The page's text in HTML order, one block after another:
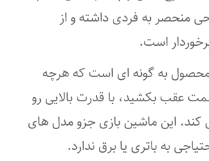
منحصر به فردی داشته و از
است.
به گونه ای است که هرچه
عقب بکشید، با قدرت بالایی رو
این ماشین بازی جزو مدل های
به باتری یا برق ندارد.